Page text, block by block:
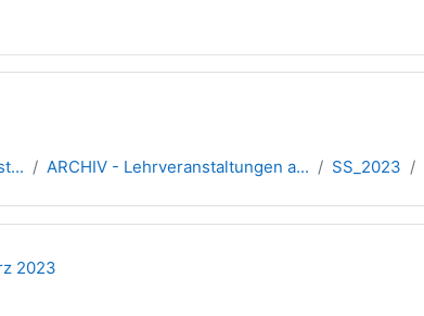
ARCHIV - Lehrveranstaltungen a... SS_2023
2023